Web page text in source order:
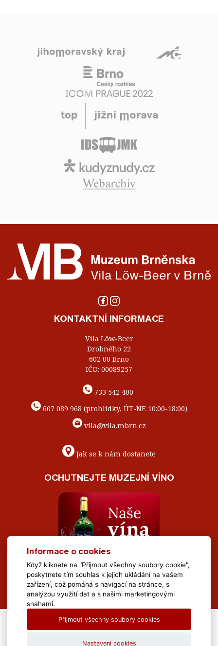
KONTAKTNÍ INFORMACE
Vila Löw-Beer
Drobného 22
602 00 Brno
IČO: 00089257
733 542 400
607 089 968 (prohlídky, ÚT-NE 10:00-18:00)
vila@vila.mbrn.cz
Jak se k nám dostanete
OCHUTNEJTE MUZEJNÍ VÍNO
All Rights Reserved Muzeum Brněnska © 2020, Webdesign by
Informace o cookies
Když kliknete na "Přijmout všechny soubory cookie",
poskytnete tím souhlas k jejich ukládání na vašem
zařízení, což pomáhá s navigací na stránce, s
analýzou využití dat a s našimi marketingovými
snahami.
Přijmout všechny soubory cookies
Nastavení cookies